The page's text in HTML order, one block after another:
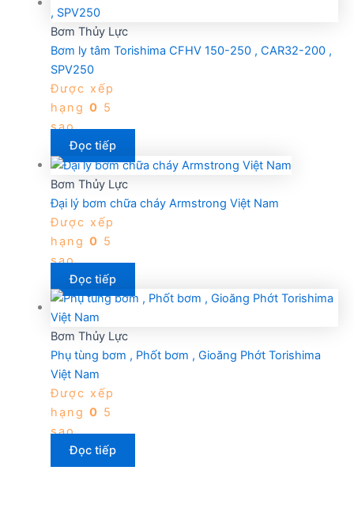
Bơm Thủy Lực
Bơm ly tâm Torishima CFHV 150-250 , CAR32-200 ,
SPV250
Được xếp
hạng 0 5
sao
Đọc tiếp
Bơm Thủy Lực
Đại lý bơm chữa cháy Armstrong Việt Nam
Được xếp
hạng 0 5
sao
Đọc tiếp
Bơm Thủy Lực
Phụ tùng bơm , Phốt bơm , Gioăng Phớt Torishima
Việt Nam
Được xếp
hạng 0 5
sao
Đọc tiếp